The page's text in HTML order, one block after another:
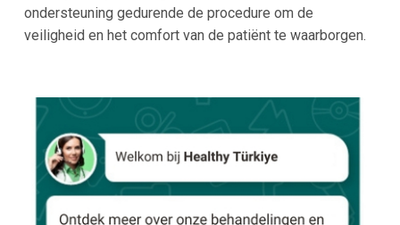
ondersteuning gedurende de procedure om de
veiligheid en het comfort van de patiënt te waarborgen.